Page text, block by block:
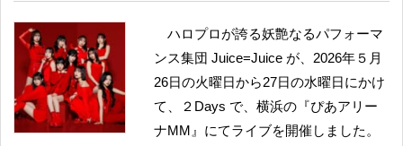
ハロプロが誇る妖艶なるパフォーマ
ンス集団 Juice=Juice が、2026年５月
26日の火曜日から27日の水曜日にかけ
て、２Days で、横浜の『ぴあアリー
ナMM』にてライブを開催しました。